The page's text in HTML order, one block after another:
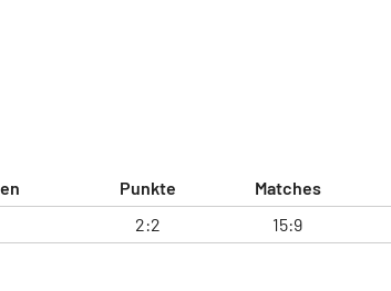
Punkte Matches
2:2 15:9